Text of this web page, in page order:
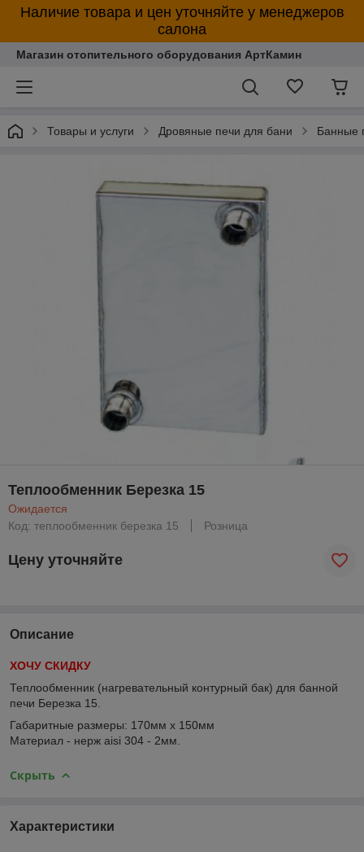
Наличие товара и цен уточняйте у менеджеров
салона
Магазин отопительного оборудования АртКамин
Товары и услуги Дровяные печи для бани Банные
Теплообменник Березка 15
Ожидается
Код: теплообменник березка 15
Розница
Цену уточняйте
Описание
ХОЧУ СКИДКУ
Теплообменник (нагревательный контурный бак) для банной
печи Березка 15.
Габаритные размеры: 170мм х 150мм
Материал - нерж aisi 304 - 2мм.
Скрыть
Характеристики